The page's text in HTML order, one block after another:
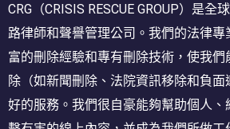
CRG（CRISIS RESCUE GROUP）是全
路律師和聲譽管理公司。我們的法律
富的刪除經驗和專有刪除技術，使我們
除（如新聞刪除、法院資訊移除和負
好的服務。我們很自豪能夠幫助個人